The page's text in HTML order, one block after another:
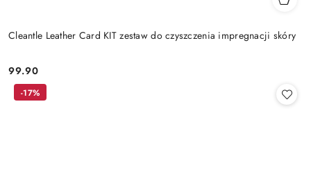
Cleantle Leather Card KIT zestaw do czyszczenia impregnacji skóry
Cena:
99.90
-17%